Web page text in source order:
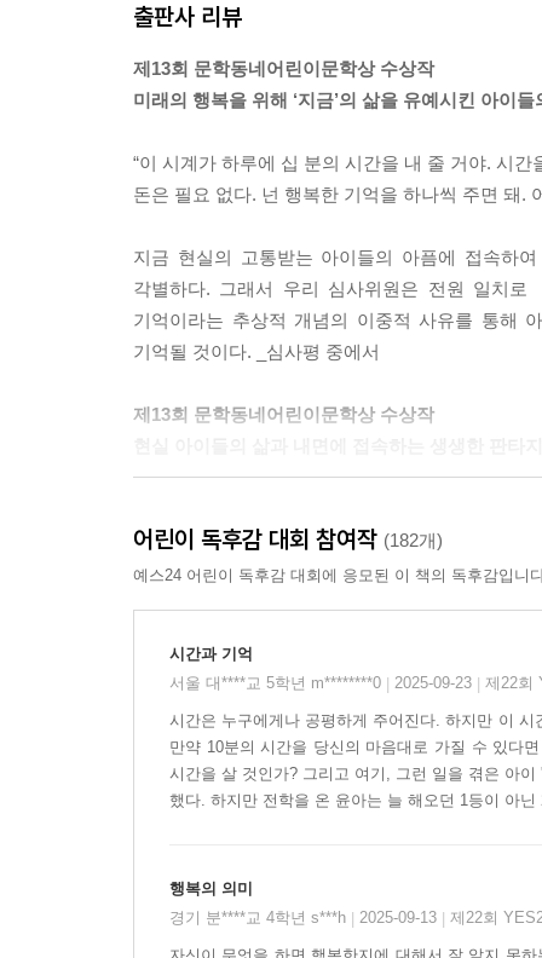
출판사 리뷰
제13회 문학동네어린이문학상 수상작
미래의 행복을 위해 ‘지금’의 삶을 유예시킨 아이들
“이 시계가 하루에 십 분의 시간을 내 줄 거야. 시간
돈은 필요 없다. 넌 행복한 기억을 하나씩 주면 돼.
지금 현실의 고통받는 아이들의 아픔에 접속하
각별하다. 그래서 우리 심사위원은 전원 일치
기억이라는 추상적 개념의 이중적 사유를 통해
기억될 것이다. _심사평 중에서
제13회 문학동네어린이문학상 수상작
받은 『거짓말 학교』, 작품의 배경을 프랑스로
인간성에 대한 깊이 있는 시각을 담은 『열세 번
경제 위기가 빚어낸 낙오에 대한 공포와 국제중,
있던 마지노선을 무너트리고 초등학생까지 입
속에서 많은 초등학생들은 학원을 순회하며 자
후일의 목표를 위한 경력으로 준비된다. 가족의
면밀히 세워주는 식이다. 『시간 가게』는 판타
『시간 가게』는 입시 광풍으로 온전한 자기를
사고, 자신의 기억을 잃어버린다. 이는 현실에서
어린이 독후감 대회 참여작 (182개)
예스24 어린이 독후감 대회에 응모된 이 책의 독후감입니
시간과 기억
서울 대****교 5학년 m********0
2025-09-23 제22회
시간은 누구에게나 공평하게 주어진다. 하지만 이 시
만약 10분의 시간을 당신의 마음대로 가질 수 있다
시간을 살 것인가? 그리고 여기, 그런 일을 겪은 아
했다. 하지만 전학을 온 윤아는 늘 해오던 1등이 아
행복의 의미
경기 분****교 4학년 s***h
2025-09-13 제22회